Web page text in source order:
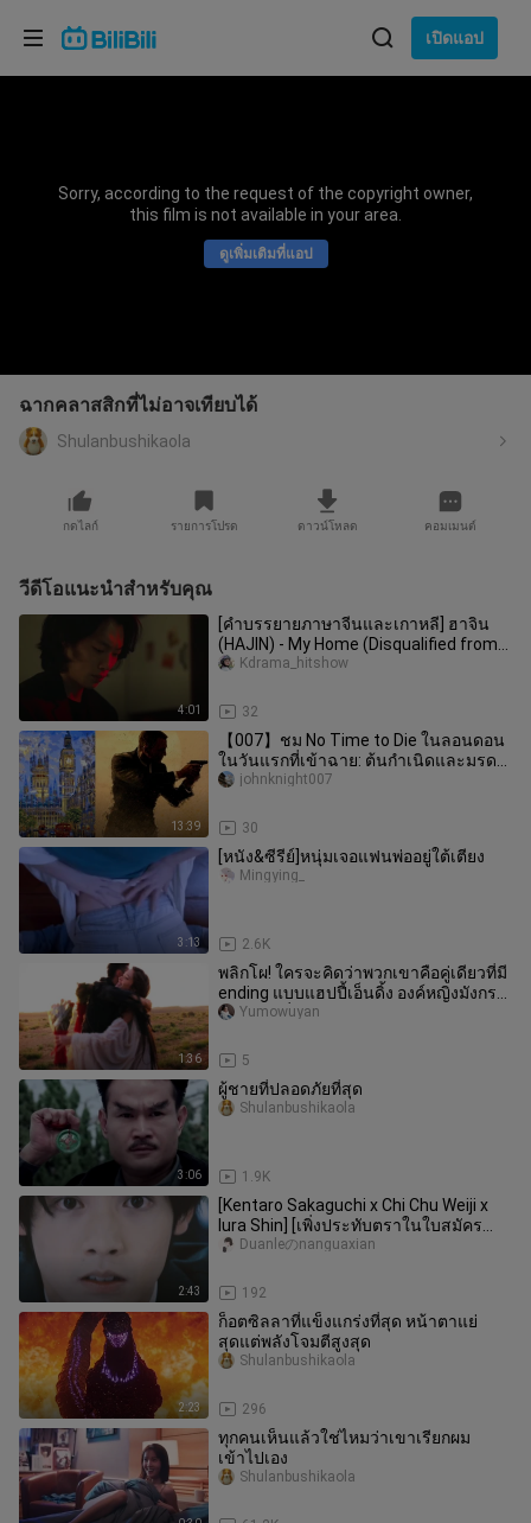
เปิดแอป
Sorry, according to the request of the copyright owner,
this film is not available in your area.
ดูเพิ่มเติมที่แอป
ฉากคลาสสิกที่ไม่อาจเทียบได้
Shulanbushikaola
กดไลก์ รายการโปรด ดาวน์โหลด คอมเมนต์
วีดีโอแนะนำสำหรับคุณ
4:01
[คำบรรยายภาษาจีนและเกาหลี] ฮาจิน
(HAJIN) - My Home (Disqualified from
the World OST Part.4)
32
Kdrama_hitshow
13:39
【007】ชม No Time to Die ในลอนดอน
ในวันแรกที่เข้าฉาย: ต้นกำเนิดและมรดก
ของเจมส์ บอนด์
30
johnknight007
3:13
[หนัง&ซีรีย์]หนุ่มเจอแฟนพ่ออยู่ใต้เตียง
2.6K
Mingying_
1:36
พลิกโผ! ใครจะคิดว่าพวกเขาคือคู่เดียวที่มี
ending แบบแฮปปี้เอ็นดิ้ง องค์หญิงมังกร
กับต้วนหลิ่วสุ่ยได้โ
5
Yumowuyan
3:06
ผู้ชายที่ปลอดภัยที่สุด
1.9K
Shulanbushikaola
2:43
[Kentaro Sakaguchi x Chi Chu Weiji x
Iura Shin] [เพิ่งประทับตราในใบสมัคร
แต่งงาน │ ปลอม]
192
Duanleのnanguaxian
2:23
ก็อตซิลลาที่แข็งแกร่งที่สุด หน้าตาแย่
สุดแต่พลังโจมตีสูงสุด
296
Shulanbushikaola
ทุกคนเห็นแล้วใช่ไหมว่าเขาเรียกผม
เข้าไปเอง
Shulanbushikaola
เลือกภาษา